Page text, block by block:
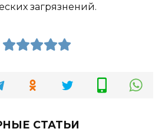
загрязнений.
СТАТЬИ